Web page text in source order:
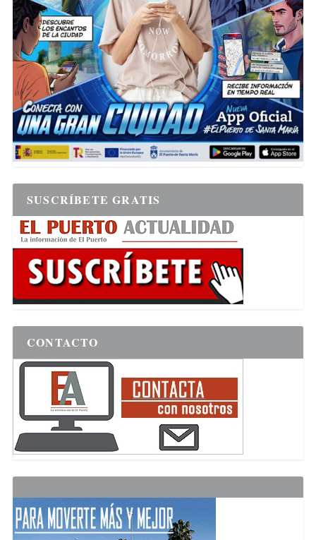
SUSCRÍBETE GRATIS
CONTACTO